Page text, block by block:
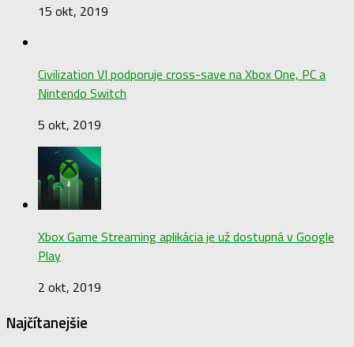
15 okt, 2019
Civilization VI podporuje cross-save na Xbox One, PC a
Nintendo Switch
5 okt, 2019
Xbox Game Streaming aplikácia je už dostupná v Google
Play
2 okt, 2019
Najčítanejšie